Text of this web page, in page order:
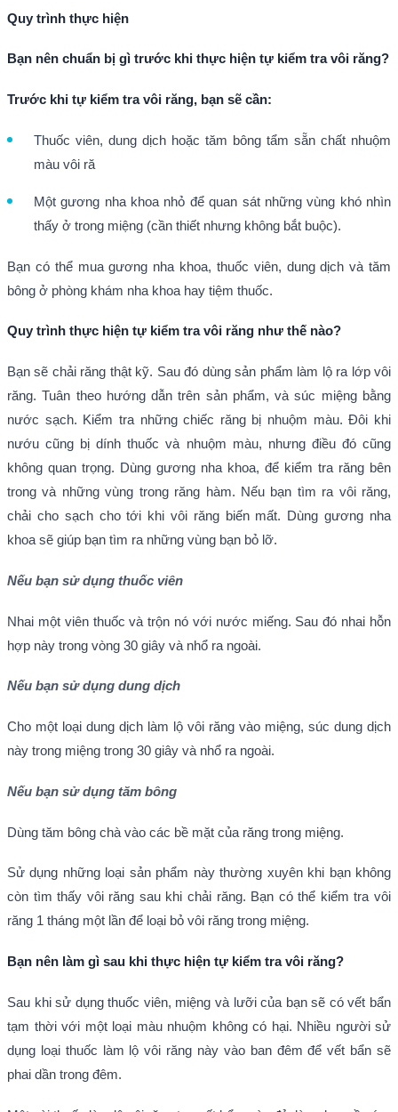
Quy trình thực hiện
Bạn nên chuẩn bị gì trước khi thực hiện tự kiểm tra vôi răng?
Trước khi tự kiểm tra vôi răng, bạn sẽ cần:
Thuốc viên, dung dịch hoặc tăm bông tẩm sẵn chất nhuộm
màu vôi ră
Một gương nha khoa nhỏ để quan sát những vùng khó nhìn
thấy ở trong miệng (cần thiết nhưng không bắt buộc).
Bạn có thể mua gương nha khoa, thuốc viên, dung dịch và tăm
bông ở phòng khám nha khoa hay tiệm thuốc.
Quy trình thực hiện tự kiểm tra vôi răng như thế nào?
Bạn sẽ chải răng thật kỹ. Sau đó dùng sản phẩm làm lộ ra lớp vôi
răng. Tuân theo hướng dẫn trên sản phẩm, và súc miệng bằng
nước sạch. Kiểm tra những chiếc răng bị nhuộm màu. Đôi khi
nướu cũng bị dính thuốc và nhuộm màu, nhưng điều đó cũng
không quan trọng. Dùng gương nha khoa, để kiểm tra răng bên
trong và những vùng trong răng hàm. Nếu bạn tìm ra vôi răng,
chải cho sạch cho tới khi vôi răng biến mất. Dùng gương nha
khoa sẽ giúp bạn tìm ra những vùng bạn bỏ lỡ.
Nếu bạn sửdụng thuốc viên
Nhai một viên thuốc và trộn nó với nước miếng. Sau đó nhai hỗn
hợp này trong vòng 30 giây và nhổ ra ngoài.
Nếu bạn sửdụng dung dịch
Cho một loại dung dịch làm lộ vôi răng vào miệng, súc dung dịch
này trong miệng trong 30 giây và nhổ ra ngoài.
Nếu bạn sửdụng tăm bông
Dùng tăm bông chà vào các bề mặt của răng trong miệng.
Sử dụng những loại sản phẩm này thường xuyên khi bạn không
còn tìm thấy vôi răng sau khi chải răng. Bạn có thể kiểm tra vôi
răng 1 tháng một lần để loại bỏ vôi răng trong miệng.
Bạn nên làm gì sau khi thực hiện tự kiểm tra vôi răng?
Sau khi sử dụng thuốc viên, miệng và lưỡi của bạn sẽ có vết bẩn
tạm thời với một loại màu nhuộm không có hại. Nhiều người sử
dụng loại thuốc làm lộ vôi răng này vào ban đêm để vết bẩn sẽ
phai dần trong đêm.